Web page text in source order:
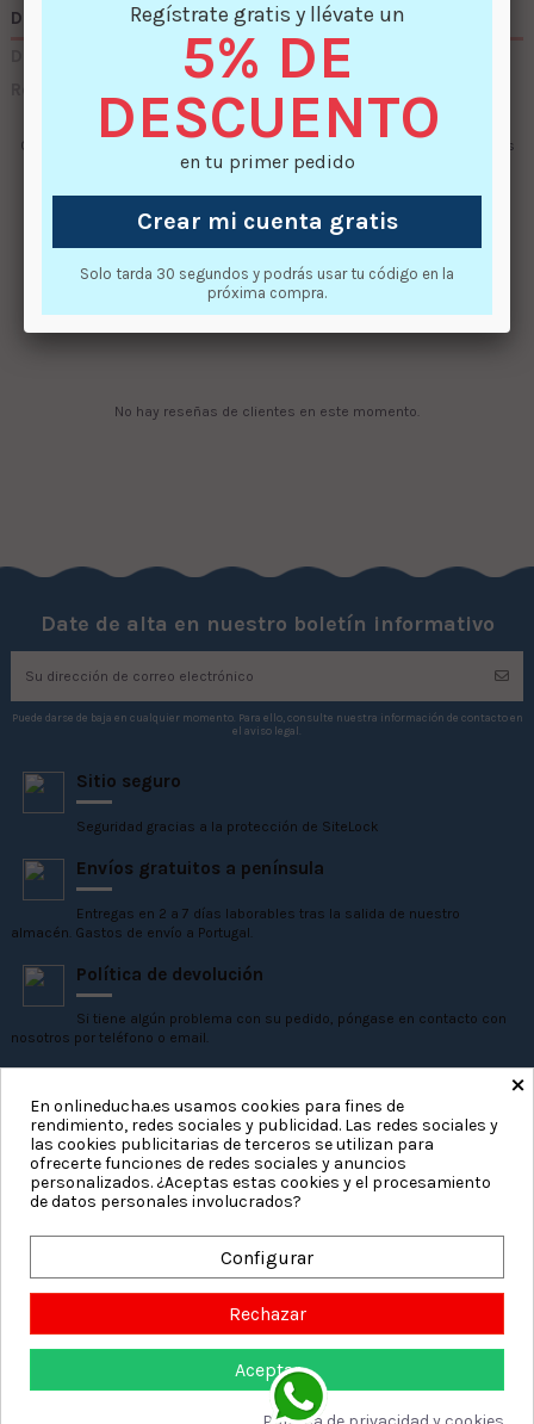
Añadir al carrito
Descripción
Detalles del producto
Conjunto de 8 rodamientos para ruedas de mampara. Válido para modelos
Square, Remind, Norman y Contract.
Comentarios (0)
No hay reseñas de clientes en este momento.
Date de alta en nuestro boletín informativo
Puede darse de baja en cualquier momento. Para ello, consulte nuestra información de contacto en
el aviso legal.
Sitio seguro
Seguridad gracias a la protección de SiteLock
Envíos gratuitos a península
Entregas en 2 a 7 días laborables tras la salida de nuestro
almacén. Gastos de envío a Portugal.
Política de devolución
Si tiene algún problema con su pedido, póngase en contacto con
nosotros por teléfono o email.
Nuestra empresa
Inicio
Términos y condiciones
Mapa del sitio
Datos de contacto
On Line Ducha S.L.
pedidos@onlineducha.es
2015
×
En onlineducha.es usamos cookies para fines de
rendimiento, redes sociales y publicidad. Las redes sociales y
las cookies publicitarias de terceros se utilizan para
ofrecerte funciones de redes sociales y anuncios
personalizados. ¿Aceptas estas cookies y el procesamiento
de datos personales involucrados?
Configurar
Rechazar
Aceptar
Regístrate gratis y llévate un
5% DE
DESCUENTO
en tu primer pedido
Crear mi cuenta gratis
Solo tarda 30 segundos y podrás usar tu código en la
próxima compra.